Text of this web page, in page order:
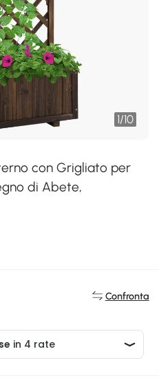
1/10
con Grigliato per
di Abete,
Confronta